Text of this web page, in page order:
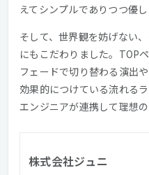
えてシンプルでありつつ優
そして、世界観を妨げない
にもこだわりました。TOP
フェードで切り替わる演出
効果的につけている流れる
エンジニアが連携して理想
株式会社ジュニ